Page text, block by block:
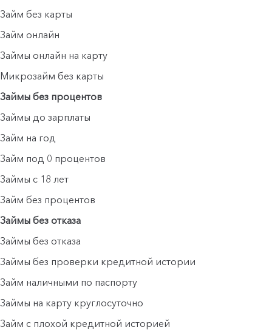
Займ без карты
Займ онлайн
Займы онлайн на карту
Микрозайм без карты
Займы без процентов
Займы до зарплаты
Займ на год
Займ под 0 процентов
Займы с 18 лет
Займ без процентов
Займы без отказа
Займы без отказа
Займы без проверки кредитной истории
Займ наличными по паспорту
Займы на карту круглосуточно
Займ с плохой кредитной историей